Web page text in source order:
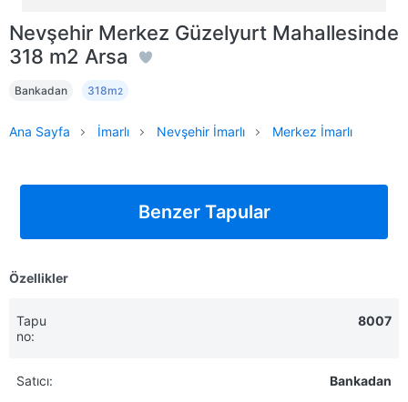
Benzer Tapular
Özellikler
Tapu
no:
8007
Satıcı: Bankadan
Nevşehir Merkez Güzelyurt Mahallesinde
318 m2 Arsa
Bankadan 318m2
Ana Sayfa İmarlı Nevşehir İmarlı Merkez İmarlı